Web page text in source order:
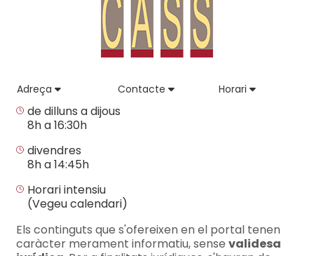
Adreça Contacte Horari
de dilluns a dijous
8h a 16:30h
divendres
8h a 14:45h
Horari intensiu
(Vegeu calendari)
Els continguts que s'ofereixen en el portal tenen
caràcter merament informatiu, sense validesa